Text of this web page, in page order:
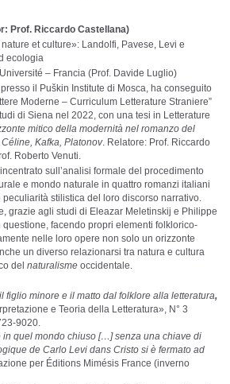
Prof. Riccardo Castellana)
et culture»: Landolfi, Pavese, Levi e
ecologia
– Francia (Prof. Davide Luglio)
il Puškin Institute di Mosca, ha conseguito
Moderne – Curriculum Letterature Straniere”
di Siena nel 2022, con una tesi in Letterature
mitico della modernità nel romanzo del
Kafka, Platonov. Relatore: Prof. Riccardo
Roberto Venuti.
sull’analisi formale del procedimento
e mondo naturale in quattro romanzi italiani
peculiarità stilistica del loro discorso narrativo.
grazie agli studi di Eleazar Meletinskij e Philippe
questione, facendo propri elementi folklorico-
nelle loro opere non solo un orizzonte
un diverso relazionarsi tra natura e cultura
del naturalisme occidentale.
figlio minore e il matto dal folklore alla letteratura,
e Teoria della Letteratura», N° 3
9020.
in quel mondo chiuso […] senza una chiave di
de Carlo Levi dans Cristo si è fermato ad
per Éditions Mimésis France (inverno